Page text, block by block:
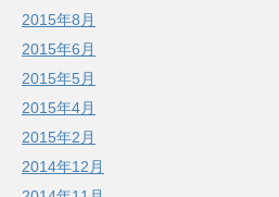
2015年8月
2015年6月
2015年5月
2015年4月
2015年2月
2014年12月